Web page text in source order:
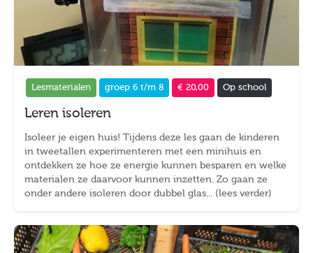
Lesmaterialen groep 6 t/m 8 € 20,00 Op school
Leren isoleren
Isoleer je eigen huis! Tijdens deze les gaan de kinderen
in tweetallen experimenteren met een minihuis en
ontdekken ze hoe ze energie kunnen besparen en welke
materialen ze daarvoor kunnen inzetten. Zo gaan ze
onder andere isoleren door dubbel glas... (lees verder)